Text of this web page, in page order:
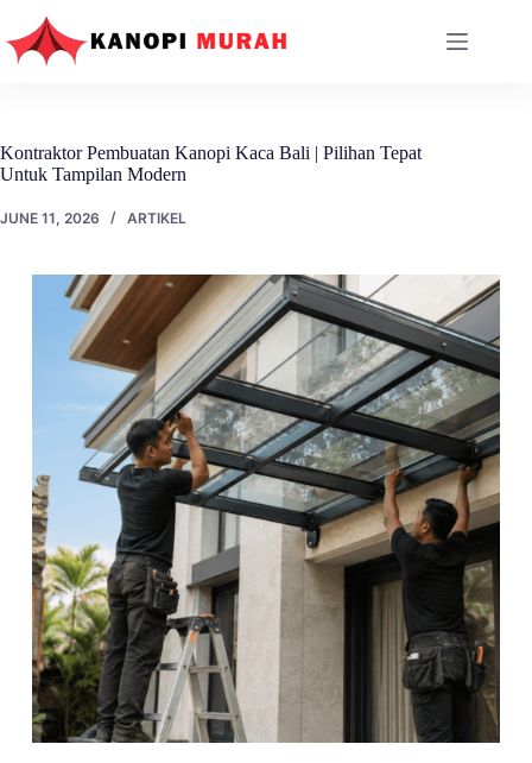
content
Kontraktor Pembuatan Kanopi Kaca Bali | Pilihan Tepat
Untuk Tampilan Modern
JUNE 11, 2026 ARTIKEL